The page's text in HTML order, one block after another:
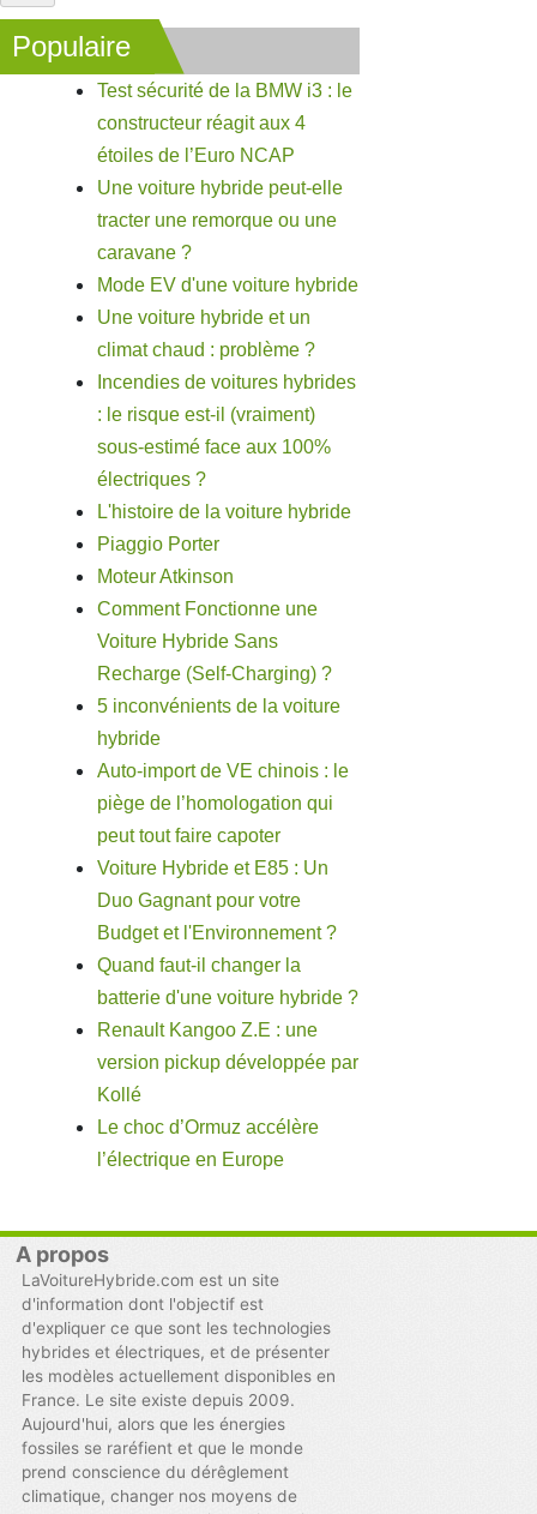
Populaire
Test sécurité de la BMW i3 : le
constructeur réagit aux 4
étoiles de l’Euro NCAP
Une voiture hybride peut-elle
tracter une remorque ou une
caravane ?
Mode EV d'une voiture hybride
Une voiture hybride et un
climat chaud : problème ?
Incendies de voitures hybrides
: le risque est-il (vraiment)
sous-estimé face aux 100%
électriques ?
L'histoire de la voiture hybride
Piaggio Porter
Moteur Atkinson
Comment Fonctionne une
Voiture Hybride Sans
Recharge (Self-Charging) ?
5 inconvénients de la voiture
hybride
Auto-import de VE chinois : le
piège de l’homologation qui
peut tout faire capoter
Voiture Hybride et E85 : Un
Duo Gagnant pour votre
Budget et l'Environnement ?
Quand faut-il changer la
batterie d'une voiture hybride ?
Renault Kangoo Z.E : une
version pickup développée par
Kollé
Le choc d’Ormuz accélère
l’électrique en Europe
A propos
LaVoitureHybride.com est un site
d'information dont l'objectif est
d'expliquer ce que sont les technologies
hybrides et électriques, et de présenter
les modèles actuellement disponibles en
France. Le site existe depuis 2009.
Aujourd'hui, alors que les énergies
fossiles se raréfient et que le monde
prend conscience du dérêglement
climatique, changer nos moyens de